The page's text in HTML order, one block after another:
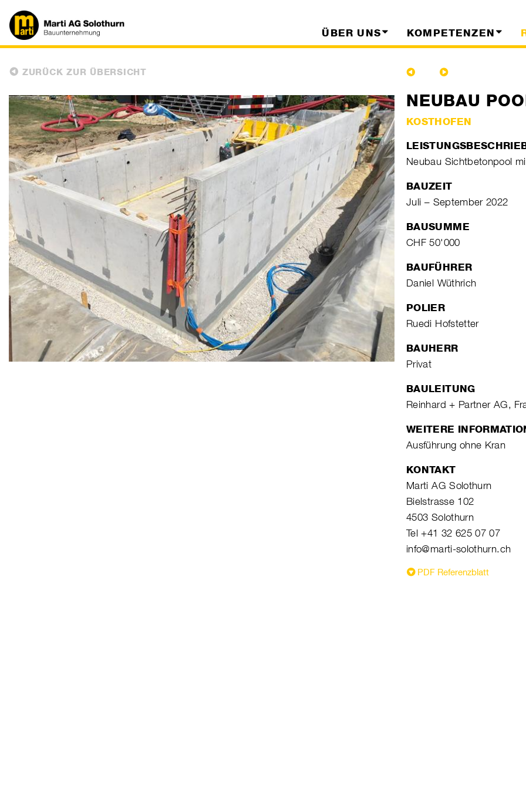
ÜBER UNS KOMPETENZEN
ZURÜCK ZUR ÜBERSICHT
NEUBAU
KOSTHOFEN
Neubau Sichtbetonpool
BAUZEIT
Juli – September 2022
BAUSUMME
CHF 50'000
BAUFÜHRER
Daniel Wüthrich
POLIER
Ruedi Hofstetter
BAUHERR
Privat
BAULEITUNG
Reinhard + Partner AG,
WEITERE
Ausführung ohne Kran
KONTAKT
Marti AG Solothurn
Bielstrasse 102
4503 Solothurn
Tel +41 32 625 07 07
info@marti-solothurn.ch
PDF Referenzblatt